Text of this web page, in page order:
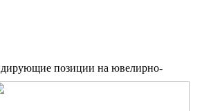
позиции на ювелирно-